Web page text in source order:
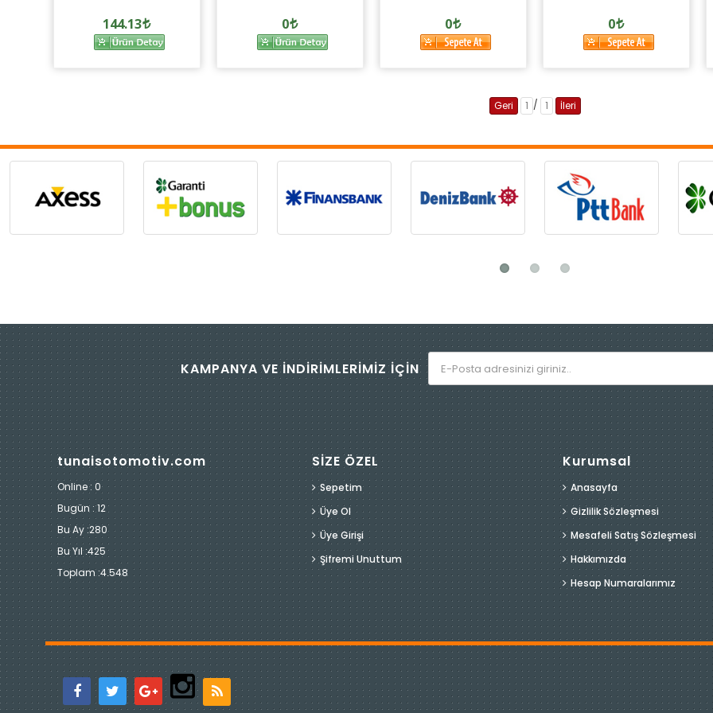
144.13 0 0 0
Geri 1 / 1 İleri
KAMPANYA VE İNDİRİMLERİMİZ İÇİN
tunaisotomotiv.com
Online : 0
Bugün :12
Bu Ay :280
Bu Yıl :425
Toplam :4.548
SİZE ÖZEL
Sepetim
Üye Ol
Üye Girişi
Şifremi Unuttum
Kurumsal
Anasayfa
Gizlilik Sözleşmesi
Mesafeli Satış Sözleşmesi
Hakkımızda
Hesap Numaralarımız